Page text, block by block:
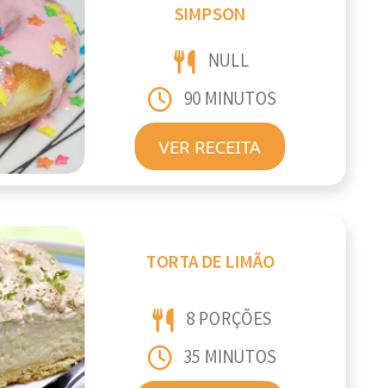
SIMPSON
NULL
90 MINUTOS
VER RECEITA
TORTA DE LIMÃO
8 PORÇÕES
35 MINUTOS